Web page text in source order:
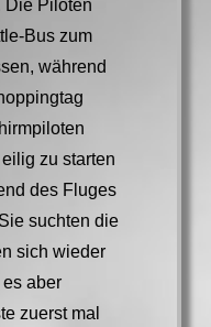
Die Piloten
Bus zum
während
zu starten
des Fluges
suchten die
sich wieder
aber
zuerst mal